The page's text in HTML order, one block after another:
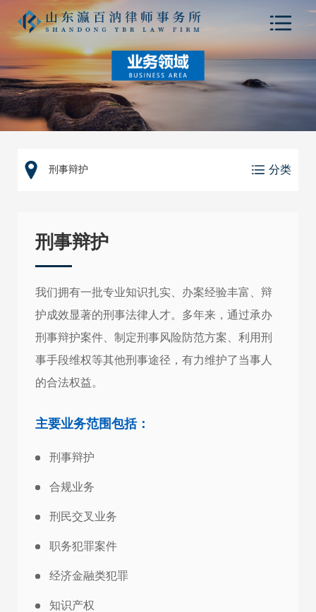
刑事辩护 分类
劳动争议
合同纠纷
刑事辩护
我们拥有一批专业知识扎实、办案经验丰富、辩
护成效显著的刑事法律人才。多年来，通过承办
刑事辩护案件、制定刑事风险防范方案、利用刑
事手段维权等其他刑事途径，有力维护了当事人
的合法权益。
主要业务范围包括：
刑事辩护
合规业务
刑民交叉业务
职务犯罪案件
经济金融类犯罪
知识产权